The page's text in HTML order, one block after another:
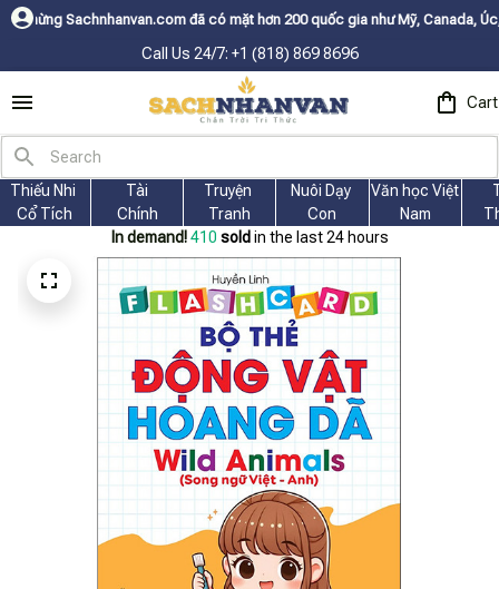
đã có mặt hơn 200 quốc gia như Mỹ, Canada, Úc, Nhật, Hàn, và
Call Us 24/7: +1 (818) 869 8696
Cart
Thiếu Nhi
Cổ Tích
Tài
Chính
Truyện
Tranh
Nuôi Dạy
Con
Văn học Việt
Nam
In demand! 410 sold in the last 24 hours